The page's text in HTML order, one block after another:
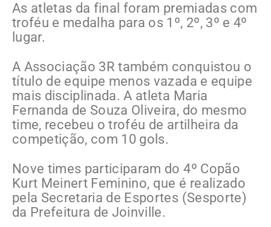
As atletas da final foram premiadas com
troféu e medalha para os 1º, 2º, 3º e 4º
lugar.
A Associação 3R também conquistou o
título de equipe menos vazada e equipe
mais disciplinada. A atleta Maria
Fernanda de Souza Oliveira, do mesmo
time, recebeu o troféu de artilheira da
competição, com 10 gols.
Nove times participaram do 4º Copão
Kurt Meinert Feminino, que é realizado
pela Secretaria de Esportes (Sesporte)
da Prefeitura de Joinville.